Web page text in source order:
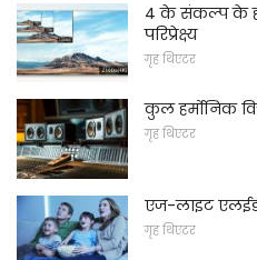
4 के संकल्प के
परिप्रेक्ष्य
गृह थिएटर
कुल हर्मोनिक
गृह थिएटर
एज-लाइट
गृह थिएटर